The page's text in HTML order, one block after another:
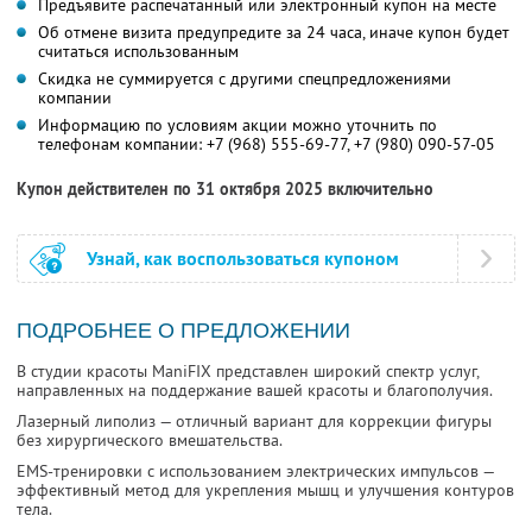
Предъявите распечатанный или электронный купон на месте
Об отмене визита предупредите за 24 часа, иначе купон будет
считаться использованным
Скидка не суммируется с другими спецпредложениями
компании
Информацию по условиям акции можно уточнить по
телефонам компании: +7 (968) 555-69-77, +7 (980) 090-57-05
Купон действителен по 31 октября 2025 включительно
Узнай, как воспользоваться купоном
ПОДРОБНЕЕ О ПРЕДЛОЖЕНИИ
В студии красоты ManiFIX представлен широкий спектр услуг,
направленных на поддержание вашей красоты и благополучия.
Лазерный липолиз — отличный вариант для коррекции фигуры
без хирургического вмешательства.
EMS-тренировки с использованием электрических импульсов —
эффективный метод для укрепления мышц и улучшения контуров
тела.